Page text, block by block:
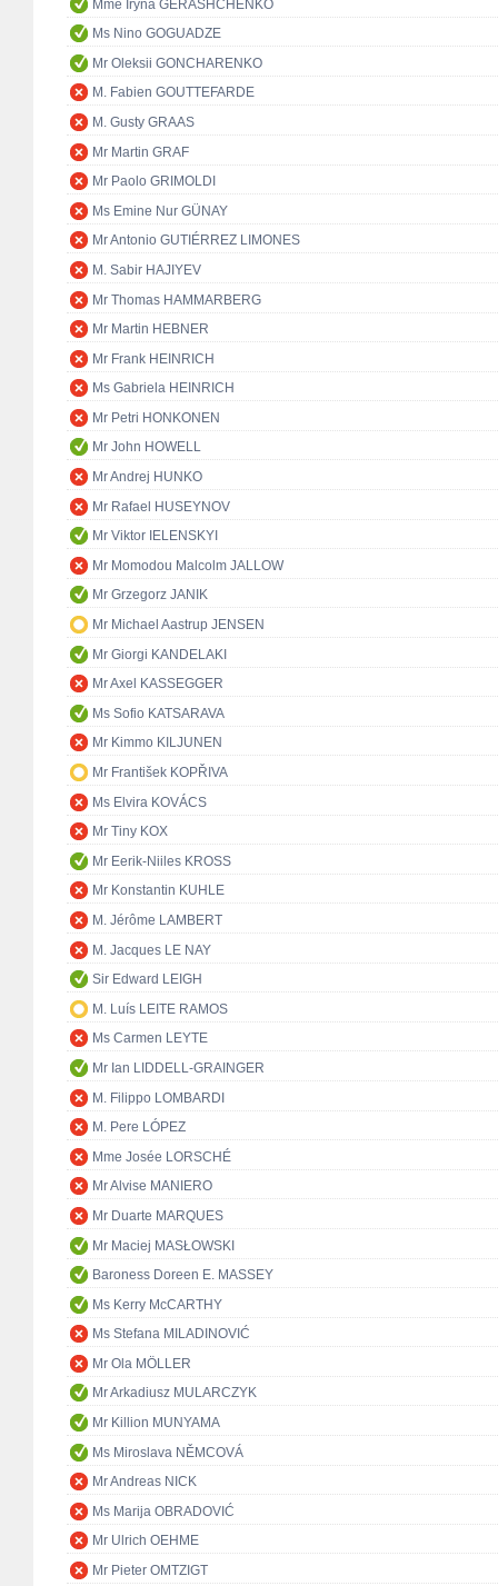
Mme Iryna GERASHCHENKO
Ms Nino GOGUADZE
Mr Oleksii GONCHARENKO
M. Fabien GOUTTEFARDE
M. Gusty GRAAS
Mr Martin GRAF
Mr Paolo GRIMOLDI
Ms Emine Nur GÜNAY
Mr Antonio GUTIÉRREZ LIMONES
M. Sabir HAJIYEV
Mr Thomas HAMMARBERG
Mr Martin HEBNER
Mr Frank HEINRICH
Ms Gabriela HEINRICH
Mr Petri HONKONEN
Mr John HOWELL
Mr Andrej HUNKO
Mr Rafael HUSEYNOV
Mr Viktor IELENSKYI
Mr Momodou Malcolm JALLOW
Mr Grzegorz JANIK
Mr Michael Aastrup JENSEN
Mr Giorgi KANDELAKI
Mr Axel KASSEGGER
Ms Sofio KATSARAVA
Mr Kimmo KILJUNEN
Mr František KOPŘIVA
Ms Elvira KOVÁCS
Mr Tiny KOX
Mr Eerik-Niiles KROSS
Mr Konstantin KUHLE
M. Jérôme LAMBERT
M. Jacques LE NAY
Sir Edward LEIGH
M. Luís LEITE RAMOS
Ms Carmen LEYTE
Mr Ian LIDDELL-GRAINGER
M. Filippo LOMBARDI
M. Pere LÓPEZ
Mme Josée LORSCHÉ
Mr Alvise MANIERO
Mr Duarte MARQUES
Mr Maciej MASŁOWSKI
Baroness Doreen E. MASSEY
Ms Kerry McCARTHY
Ms Stefana MILADINOVIĆ
Mr Ola MÖLLER
Mr Arkadiusz MULARCZYK
Mr Killion MUNYAMA
Ms Miroslava NĚMCOVÁ
Mr Andreas NICK
Ms Marija OBRADOVIĆ
Mr Ulrich OEHME
Mr Pieter OMTZIGT